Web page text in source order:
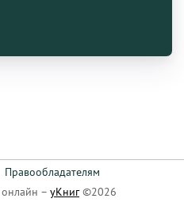
Правообладателям
– уКниг©2026